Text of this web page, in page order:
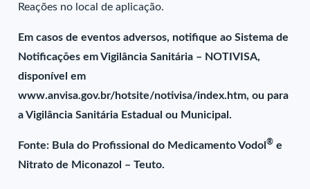
Reações no local de aplicação.
Em casos de eventos adversos, notifique ao Sistema de
Notificações em Vigilância Sanitária – NOTIVISA,
disponível em
www.anvisa.gov.br/hotsite/notivisa/index.htm, ou para
a Vigilância Sanitária Estadual ou Municipal.
Fonte: Bula do Profissional do Medicamento Vodol® e
Nitrato de Miconazol – Teuto.